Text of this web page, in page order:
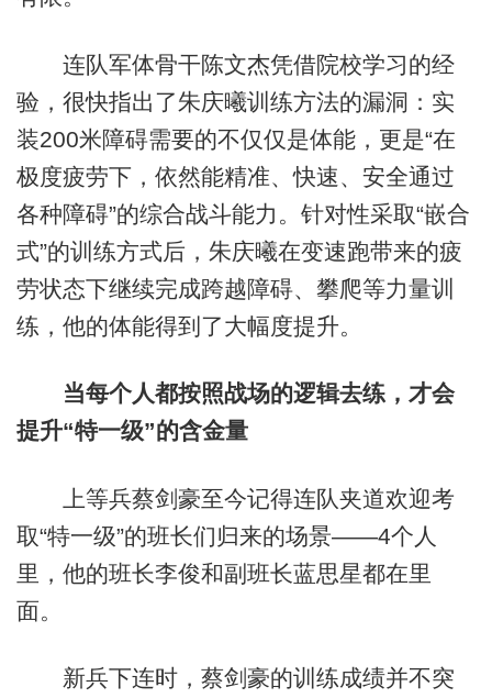
连队军体骨干陈文杰凭借院校学习的经
验，很快指出了朱庆曦训练方法的漏洞：实
装200米障碍需要的不仅仅是体能，更是“在
极度疲劳下，依然能精准、快速、安全通过
各种障碍”的综合战斗能力。针对性采取“嵌合
式”的训练方式后，朱庆曦在变速跑带来的疲
劳状态下继续完成跨越障碍、攀爬等力量训
练，他的体能得到了大幅度提升。
当每个人都按照战场的逻辑去练，才会
提升“特一级”的含金量
上等兵蔡剑豪至今记得连队夹道欢迎考
取“特一级”的班长们归来的场景——4个人
里，他的班长李俊和副班长蓝思星都在里
面。
新兵下连时，蔡剑豪的训练成绩并不突